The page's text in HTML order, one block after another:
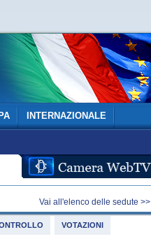
INTERNAZIONALE
Vai all'elenco delle sedute >>
VOTAZIONI